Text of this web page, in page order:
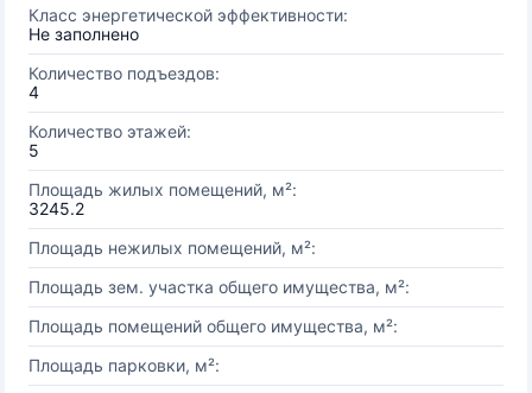
Класс энергетической эффективности:
Не заполнено
Количество подъездов:
4
Количество этажей:
5
Площадь жилых помещений, м²:
3245.2
Площадь нежилых помещений, м²:
Площадь зем. участка общего имущества, м²:
Площадь помещений общего имущества, м²:
Площадь парковки, м²: